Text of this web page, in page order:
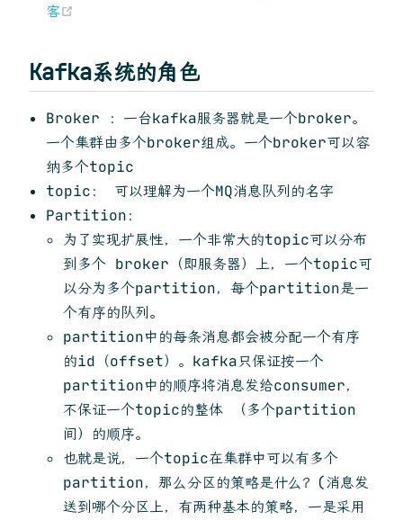
客
Kafka系统的角色
Broker ：一台kafka服务器就是一个broker。
一个集群由多个broker组成。一个broker可以容
纳多个topic
topic： 可以理解为一个MQ消息队列的名字
Partition：
为了实现扩展性，一个非常大的topic可以分布
到多个 broker（即服务器）上，一个topic可
以分为多个partition，每个partition是一
个有序的队列。
partition中的每条消息都会被分配一个有序
的id（offset）。kafka只保证按一个
partition中的顺序将消息发给consumer，
不保证一个topic的整体 （多个partition
间）的顺序。
也就是说，一个topic在集群中可以有多个
partition，那么分区的策略是什么？(消息发
送到哪个分区上，有两种基本的策略，一是采用